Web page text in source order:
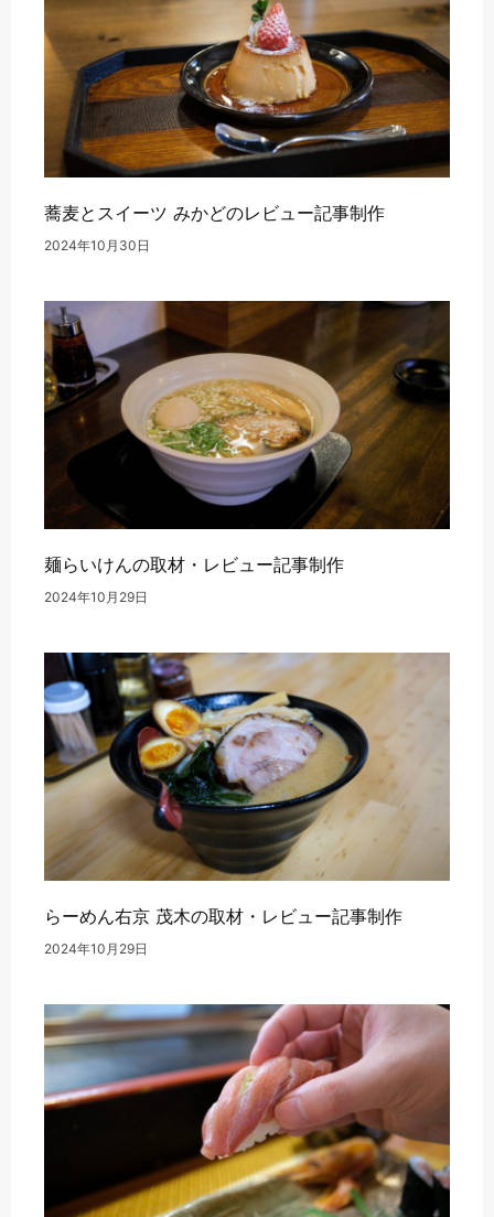
蕎麦とスイーツ みかどのレビュー記事制作
2024年10月30日
麺らいけんの取材・レビュー記事制作
2024年10月29日
らーめん右京 茂木の取材・レビュー記事制作
2024年10月29日